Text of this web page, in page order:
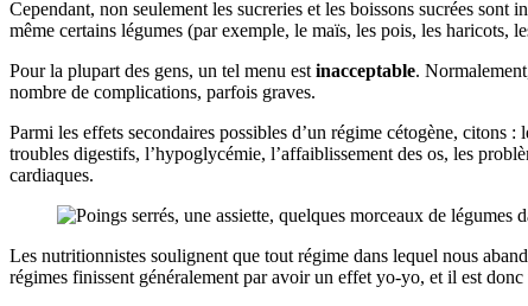
Cependant, non seulement les sucreries et les boissons sucrées
même certains légumes (par exemple, le maïs, les pois, les haricots,
Pour la plupart des gens, un tel menu estinacceptable.
nombre de complications, parfois graves.
Parmi les effets secondaires possibles d’un régime cétogène, citons
troubles digestifs, l’hypoglycémie, l’affaiblissement des os, les
cardiaques.
Les nutritionnistes soulignent que tout régime dans lequel nous
régimes finissent généralement par avoir un effet yo-yo, et il est